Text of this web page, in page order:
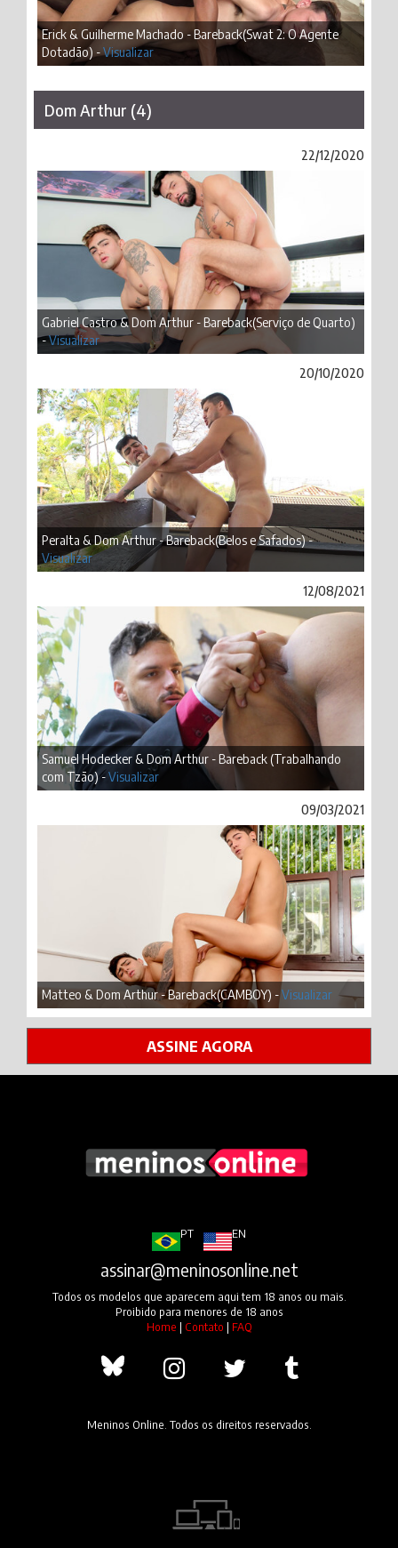
Erick & Guilherme Machado - Bareback(Swat 2: O Agente
Dotadão) -Visualizar
Dom Arthur (4)
22/12/2020
Gabriel Castro & Dom Arthur - Bareback(Serviço de Quarto)
-Visualizar
20/10/2020
Peralta & Dom Arthur - Bareback(Belos e Safados) -
Visualizar
12/08/2021
Samuel Hodecker & Dom Arthur - Bareback (Trabalhando
com Tzão) -Visualizar
09/03/2021
Matteo & Dom Arthur - Bareback(CAMBOY) -Visualizar
ASSINE AGORA
PT EN
assinar@meninosonline.net
Todos os modelos que aparecem aqui tem 18 anos ou mais.
Proibido para menores de 18 anos
Home | Contato | FAQ
Meninos Online. Todos os direitos reservados.